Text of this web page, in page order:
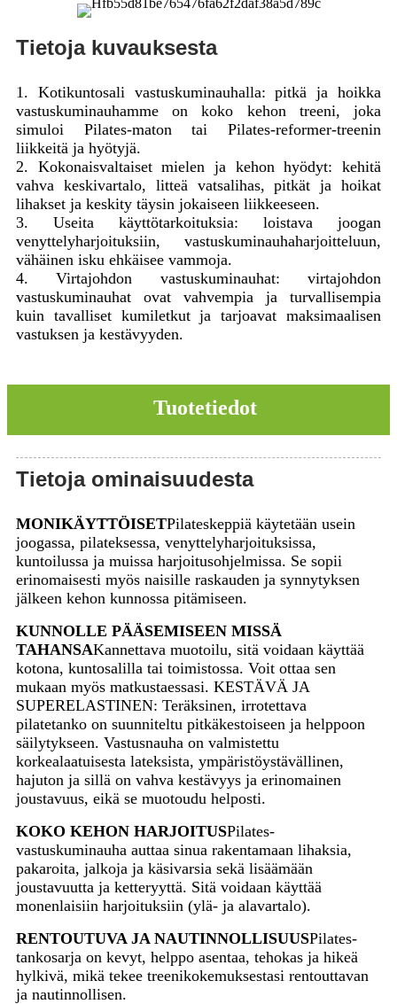
Tietoja kuvauksesta
1. Kotikuntosali vastuskuminauhalla: pitkä ja hoikka
vastuskuminauhamme on koko kehon treeni, joka
simuloi Pilates-maton tai Pilates-reformer-treenin
liikkeitä ja hyötyjä.
2. Kokonaisvaltaiset mielen ja kehon hyödyt: kehitä
vahva keskivartalo, litteä vatsalihas, pitkät ja hoikat
lihakset ja keskity täysin jokaiseen liikkeeseen.
3. Useita käyttötarkoituksia: loistava joogan
venyttelyharjoituksiin, vastuskuminauhaharjoitteluun,
vähäinen isku ehkäisee vammoja.
4. Virtajohdon vastuskuminauhat: virtajohdon
vastuskuminauhat ovat vahvempia ja turvallisempia
kuin tavalliset kumiletkut ja tarjoavat maksimaalisen
vastuksen ja kestävyyden.
Tuotetiedot
Tietoja ominaisuudesta
MONIKÄYTTÖISETPilateskeppiä käytetään usein
joogassa, pilateksessa, venyttelyharjoituksissa,
kuntoilussa ja muissa harjoitusohjelmissa. Se sopii
erinomaisesti myös naisille raskauden ja synnytyksen
jälkeen kehon kunnossa pitämiseen.
KUNNOLLE PÄÄSEMISEEN MISSÄ
TAHANSAKannettava muotoilu, sitä voidaan käyttää
kotona, kuntosalilla tai toimistossa. Voit ottaa sen
mukaan myös matkustaessasi. KESTÄVÄ JA
SUPERELASTINEN: Teräksinen, irrotettava
pilatetanko on suunniteltu pitkäkestoiseen ja helppoon
säilytykseen. Vastusnauha on valmistettu
korkealaatuisesta lateksista, ympäristöystävällinen,
hajuton ja sillä on vahva kestävyys ja erinomainen
joustavuus, eikä se muotoudu helposti.
KOKO KEHON HARJOITUSPilates-
vastuskuminauha auttaa sinua rakentamaan lihaksia,
pakaroita, jalkoja ja käsivarsia sekä lisäämään
joustavuutta ja ketteryyttä. Sitä voidaan käyttää
monenlaisiin harjoituksiin (ylä- ja alavartalo).
RENTOUTUVA JA NAUTINNOLLISUUSPilates-
tankosarja on kevyt, helppo asentaa, tehokas ja hikeä
hylkivä, mikä tekee treenikokemuksestasi rentouttavan
ja nautinnollisen.